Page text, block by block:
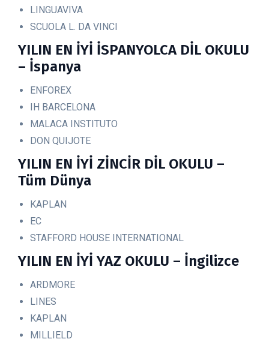
LINGUAVIVA
SCUOLA L. DA VINCI
YILIN EN İYİ İSPANYOLCA DİL OKULU
– İspanya
ENFOREX
IH BARCELONA
MALACA INSTITUTO
DON QUIJOTE
YILIN EN İYİ ZİNCİR DİL OKULU –
Tüm Dünya
KAPLAN
EC
STAFFORD HOUSE INTERNATIONAL
YILIN EN İYİ YAZ OKULU – İngilizce
ARDMORE
LINES
KAPLAN
MILLIELD